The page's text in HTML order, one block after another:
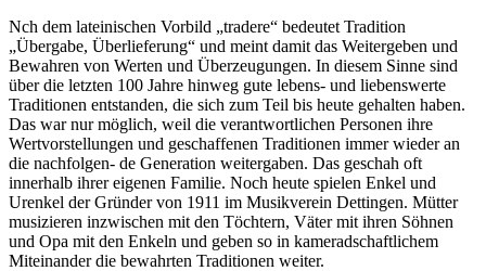
Nch dem lateinischen Vorbild „tradere“ bedeutet Tradition
„Übergabe, Überlieferung“ und meint damit das Weitergeben und
Bewahren von Werten und Überzeugungen. In diesem Sinne sind
über die letzten 100 Jahre hinweg gute lebens- und liebenswerte
Traditionen entstanden, die sich zum Teil bis heute gehalten haben.
Das war nur möglich, weil die verantwortlichen Personen ihre
Wertvorstellungen und geschaffenen Traditionen immer wieder an
die nachfolgen- de Generation weitergaben. Das geschah oft
innerhalb ihrer eigenen Familie. Noch heute spielen Enkel und
Urenkel der Gründer von 1911 im Musikverein Dettingen. Mütter
musizieren inzwischen mit den Töchtern, Väter mit ihren Söhnen
und Opa mit den Enkeln und geben so in kameradschaftlichem
Miteinander die bewahrten Traditionen weiter.